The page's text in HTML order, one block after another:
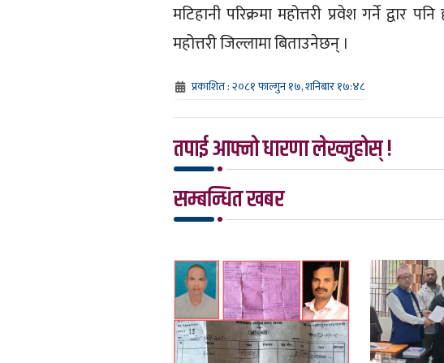
मटिहानी परिक्रमा महोत्तरी प्रवेश गर्ने द्वार
महोत्तरी जिल्लामा बिताउनेछन् ।
प्रकाशित : २०८१ फाल्गुन १७, शनिबार १७:४८
तपाई आफ्नो धारणा लेख्नुहोस् !
सम्बन्धित खबर